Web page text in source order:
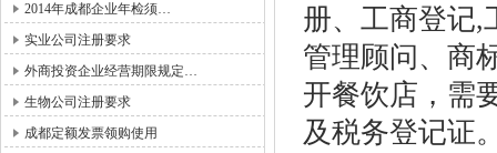
2014年成都企业年检须…
实业公司注册要求
外商投资企业经营期限规定…
生物公司注册要求
成都定额发票领购使用
册、工商登记,
管理顾问、商
开餐饮店，需
及税务登记证